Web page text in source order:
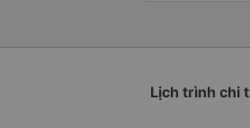
Lịch trình chi